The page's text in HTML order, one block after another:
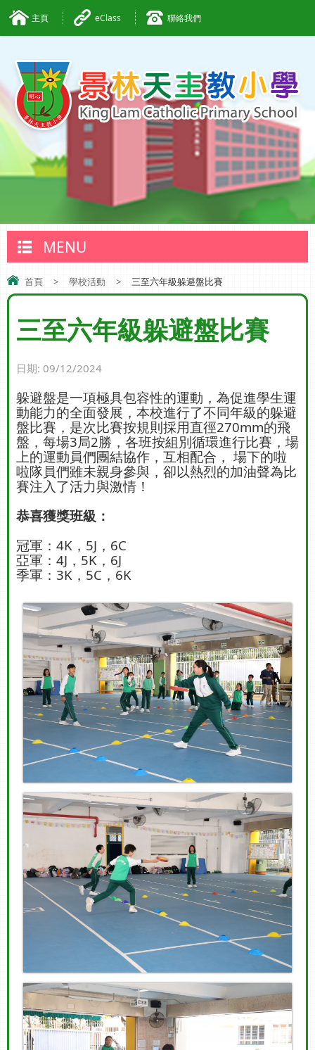
主頁 eClass 聯絡我們
MENU
首頁 > 學校活動 > 三至六年級躲避盤比賽
三至六年級躲避盤比賽
日期: 09/12/2024
躲避盤是一項極具包容性的運動，為促進學生運
動能力的全面發展，本校進行了不同年級的躲避
盤比賽，是次比賽按規則採用直徑270mm的飛
盤，每場3局2勝，各班按組別循環進行比賽，場
上的運動員們團結協作，互相配合， 場下的啦
啦隊員們雖未親身參與，卻以熱烈的加油聲為比
賽注入了活力與激情！
恭喜獲獎班級：
冠軍：4K，5J，6C
亞軍：4J，5K，6J
季軍：3K，5C，6K